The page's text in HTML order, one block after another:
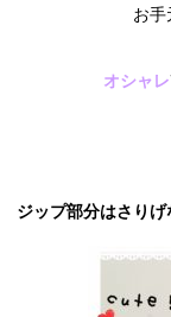
お手
オシャレ
ジップ部分はさりげ